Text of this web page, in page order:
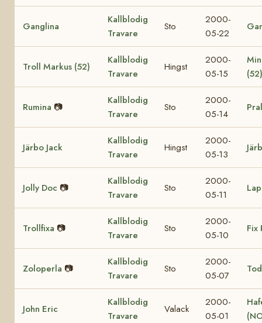
Ganglina
Kallblodig
Travare
Sto
2000-
05-22
Troll Markus (52)
Kallblodig
Travare
Hingst
2000-
05-15
(52)
Rumina 📷
Kallblodig
Travare
Sto
2000-
05-14
Järbo Jack
Kallblodig
Travare
Hingst
2000-
05-13
Jolly Doc 📷
Kallblodig
Travare
Sto
2000-
05-11
Trollfixa 📷
Kallblodig
Travare
Sto
2000-
05-10
Fix
Zoloperla 📷
Kallblodig
Travare
Sto
2000-
05-07
John Eric
Kallblodig
Travare
Valack
2000-
05-01